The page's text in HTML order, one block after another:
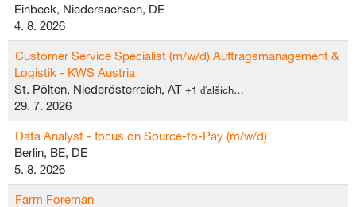
Einbeck, Niedersachsen, DE
4. 8. 2026
Customer Service Specialist (m/w/d) Auftragsmanagement &
Logistik - KWS Austria
St. Pölten, Niederösterreich, AT +1 ďalších…
29. 7. 2026
Data Analyst - focus on Source-to-Pay (m/w/d)
Berlin, BE, DE
5. 8. 2026
Farm Foreman